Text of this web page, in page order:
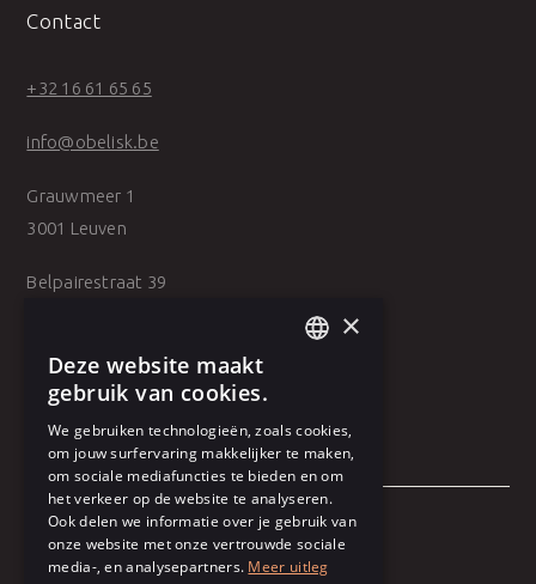
Contact
+32 16 61 65 65
info@obelisk.be
Grauwmeer 1
3001 Leuven
Belpairestraat 39
Algemene voorwaarden
FRENCH
×
Deze website maakt
gebruik van cookies.
We gebruiken technologieën, zoals cookies,
om jouw surfervaring makkelijker te maken,
om sociale mediafuncties te bieden en om
het verkeer op de website te analyseren.
Ook delen we informatie over je gebruik van
onze website met onze vertrouwde sociale
media-, en analysepartners. Meer uitleg